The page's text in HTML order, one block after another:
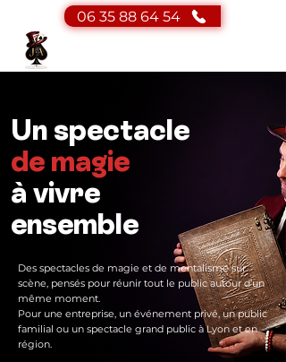
06 35 88 64 54
Un spectacle
de magie
à vivre
ensemble
Des spectacles de magie et de mentalisme sur
scène, pensés pour réunir tout le public autour d’un
même moment.
Pour une entreprise, un événement privé, un public
familial ou un spectacle grand public à Lyon et en
région.